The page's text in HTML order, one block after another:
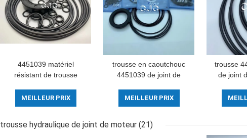
4451039 matériel
résistant de trousse
de joint de pompe
hydraulique d'huile
MEILLEUR PRIX
trousse en caoutchouc
4451039 de joint de
tissu pour l'excavatrice
de chenille d'E70B
MEILLEUR PRIX
trousse
de joint
trousse hydraulique de joint de moteur (21)